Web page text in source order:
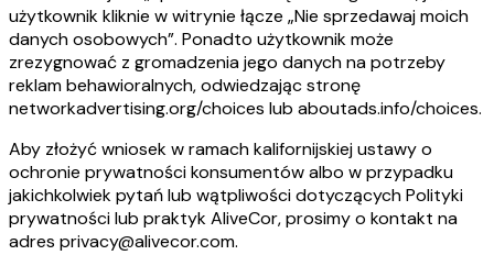
użytkownik kliknie w witrynie łącze „Nie sprzedawaj moich
danych osobowych”. Ponadto użytkownik może
zrezygnować z gromadzenia jego danych na potrzeby
reklam behawioralnych, odwiedzając stronę
networkadvertising.org/choices lub aboutads.info/choices.
Aby złożyć wniosek w ramach kalifornijskiej ustawy o
ochronie prywatności konsumentów albo w przypadku
jakichkolwiek pytań lub wątpliwości dotyczących Polityki
prywatności lub praktyk AliveCor, prosimy o kontakt na
adres privacy@alivecor.com.